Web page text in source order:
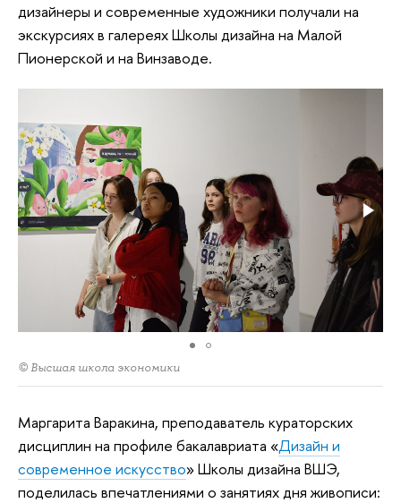
дизайнеры и современные художники получали на
экскурсиях в галереях Школы дизайна на Малой
Пионерской и на Винзаводе.
© Высшая школа экономики
Маргарита Варакина, преподаватель кураторских
дисциплин на профиле бакалавриата «Дизайн и
современное искусство» Школы дизайна ВШЭ,
поделилась впечатлениями о занятиях дня живописи: